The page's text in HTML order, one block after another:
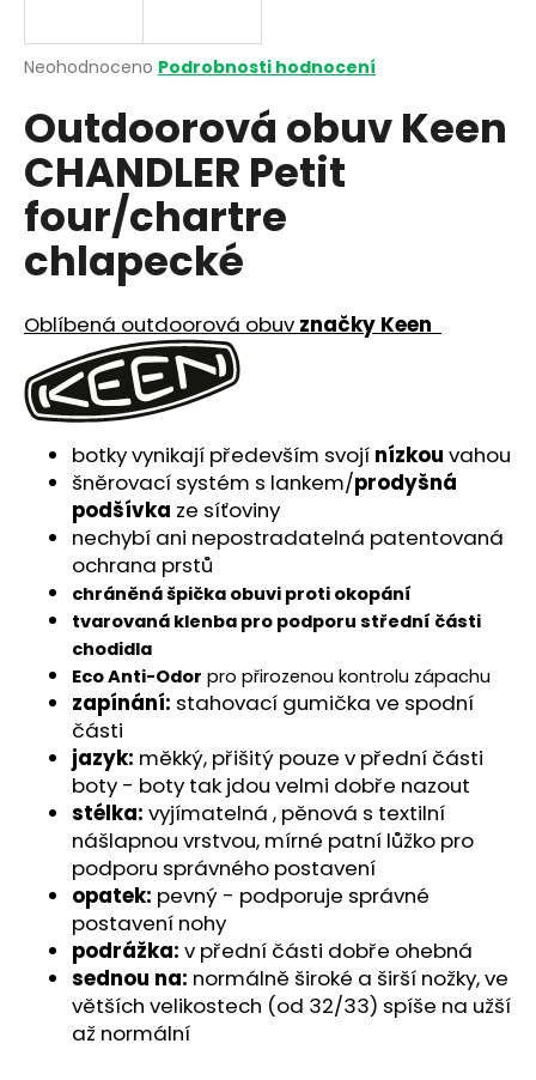
Průměrné
produktu
je
0,0
z
5
hvězdiček.
Neohodnoceno Podrobnosti hodnocení
Outdoorová obuv Keen
CHANDLER Petit
four/chartre
chlapecké
Oblíbená outdoorová obuv značky Keen
botky vynikají především svojí nízkou vahou
šněrovací systém s lankem/prodyšná
podšívka ze síťoviny
nechybí ani nepostradatelná patentovaná
ochrana prstů
chráněná špička obuvi proti okopání
tvarovaná klenba pro podporu střední části
chodidla
Eco Anti-Odor pro přirozenou kontrolu zápachu
zapínání: stahovací gumička ve spodní
části
jazyk: měkký, přišitý pouze v přední části
boty - boty tak jdou velmi dobře nazout
stélka: vyjímatelná , pěnová s textilní
nášlapnou vrstvou, mírné patní lůžko pro
podporu správného postavení
opatek: pevný - podporuje správné
postavení nohy
podrážka: v přední části dobře ohebná
sednou na: normálně široké a širší nožky, ve
větších velikostech (od 32/33) spíše na užší
až normální
j
t
?
HLEDAT
D
o